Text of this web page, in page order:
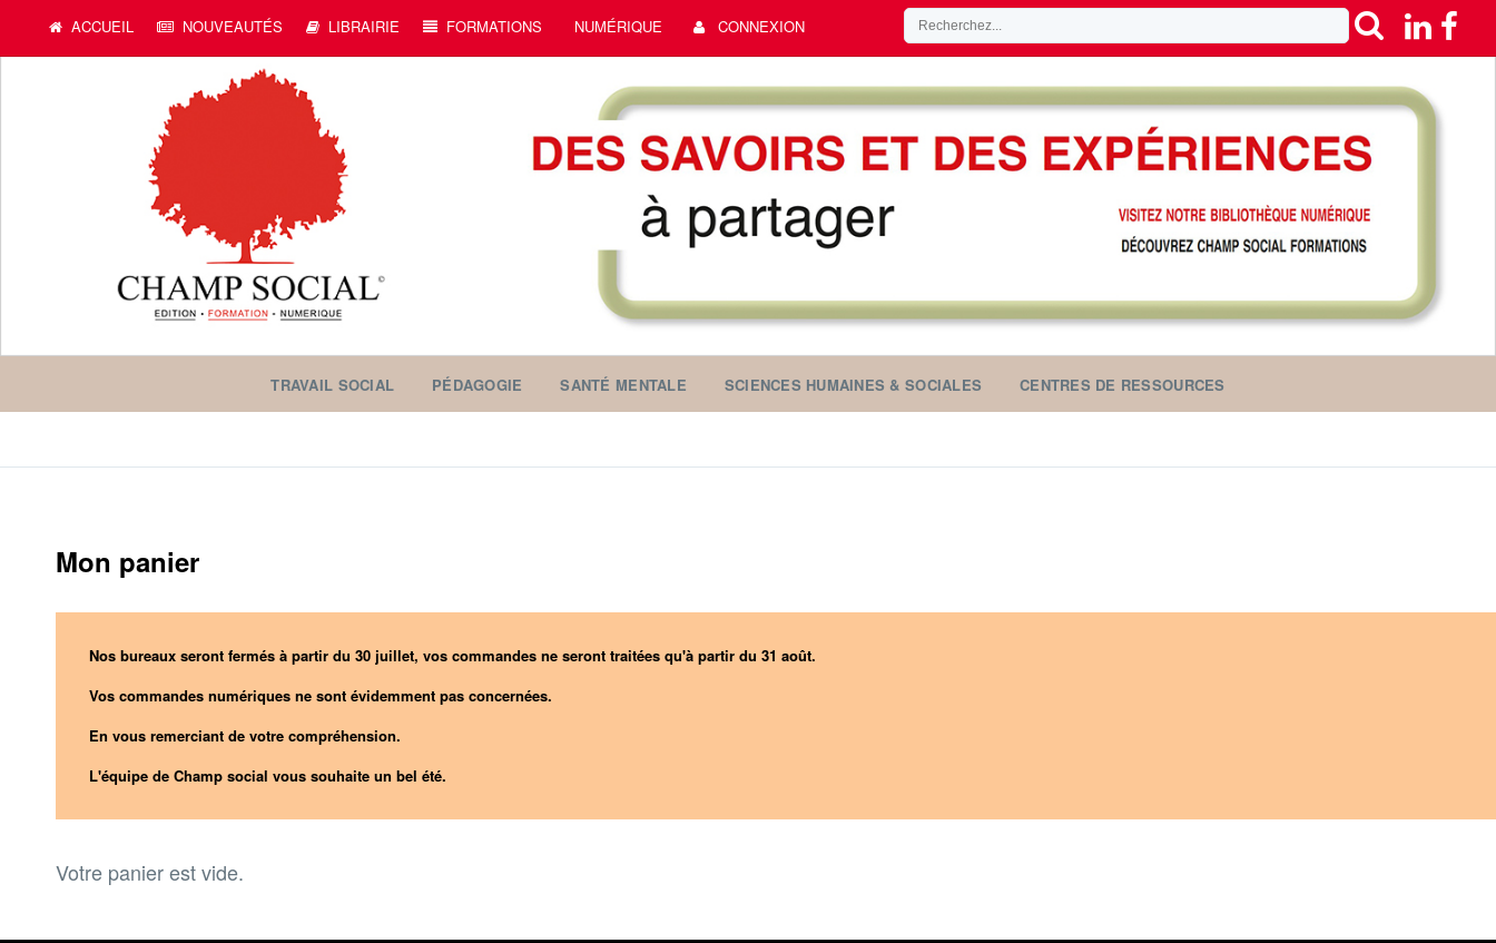
ACCUEIL NOUVEAUTÉS LIBRAIRIE FORMATIONS NUMÉRIQUE CONNEXION
TRAVAIL SOCIAL PÉDAGOGIE SANTÉ MENTALE SCIENCES HUMAINES & SOCIALES CENTRES DE RESSOURCES
Mon panier
Nos bureaux seront fermés à partir du 30 juillet, vos commandes ne seront traitées qu'à partir du 31 août.
Vos commandes numériques ne sont évidemment pas concernées.
En vous remerciant de votre compréhension.
L'équipe de Champ social vous souhaite un bel été.
Votre panier est vide.